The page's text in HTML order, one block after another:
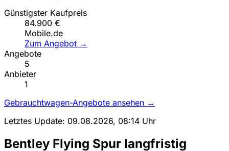
Günstigster Kaufpreis
84.900 €
Mobile.de
Zum Angebot →
Angebote
5
Anbieter
1
Gebrauchtwagen-Angebote ansehen →
Letztes Update: 09.08.2026, 08:14 Uhr
Bentley Flying Spur langfristig